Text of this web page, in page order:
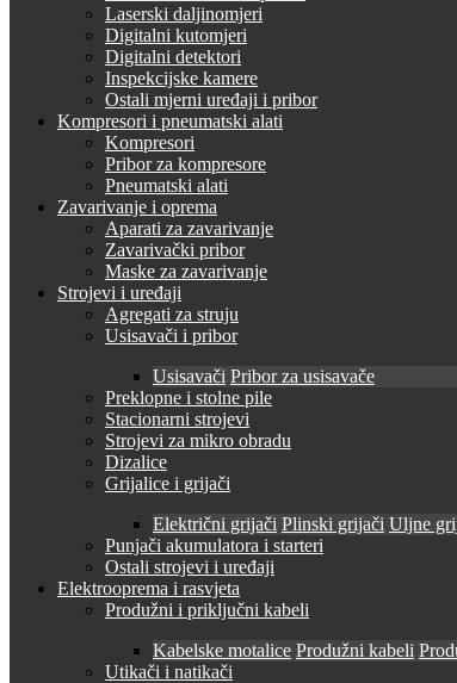
Laserski daljinomjeri
Digitalni kutomjeri
Digitalni detektori
Inspekcijske kamere
Ostali mjerni uređaji i pribor
Kompresori i pneumatski alati
Kompresori
Pribor za kompresore
Pneumatski alati
Zavarivanje i oprema
Aparati za zavarivanje
Zavarivački pribor
Maske za zavarivanje
Strojevi i uređaji
Agregati za struju
Usisavači i pribor
Usisavači Pribor za usisavače
Preklopne i stolne pile
Stacionarni strojevi
Strojevi za mikro obradu
Dizalice
Grijalice i grijači
Električni grijači Plinski grijači Uljne
Punjači akumulatora i starteri
Ostali strojevi i uređaji
Elektrooprema i rasvjeta
Produžni i priključni kabeli
Kabelske motalice Produžni kabeli
Utikači i natikači